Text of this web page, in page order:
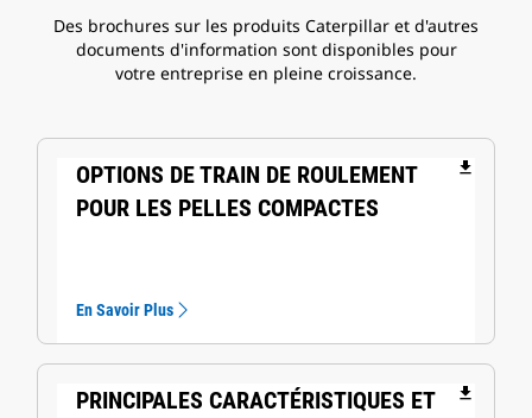
Des brochures sur les produits Caterpillar et d'autres
documents d'information sont disponibles pour
votre entreprise en pleine croissance.
OPTIONS DE TRAIN DE ROULEMENT
POUR LES PELLES COMPACTES
file_download
En Savoir Plus
PRINCIPALES CARACTÉRISTIQUES ET
file_download